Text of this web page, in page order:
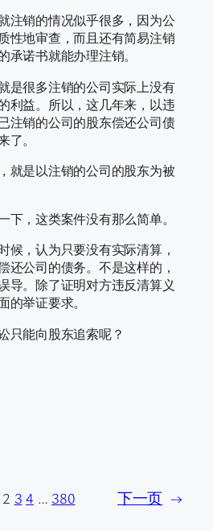
注销的情况似乎很多，因为公
性地审查，而且还有简易注销
诺书就能办理注销。
是很多注销的公司实际上没有
利益。所以，这几年来，以违
注销的公司的股东偿还公司债
。
就是以注销的公司的股东为被
下，这类案件没有那么简单。
候，认为只要没有实际清算，
还公司的债务。不是这样的，
导。除了证明对方违反清算义
的举证要求。
只能向股东追索呢？
2 3 4 … 380 下一页 →